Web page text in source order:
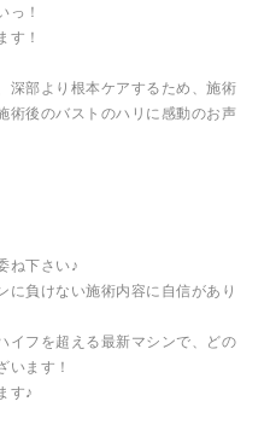
っ！
す！
深部より根本ケアするため、施術
術後のバストのハリに感動のお声
ね下さい♪
負けない施術内容に自信があり
イフを超える最新マシンで、どの
います！
す♪